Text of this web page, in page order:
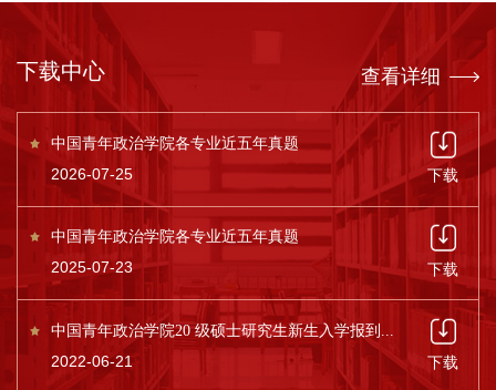
下载中心
中国青年政治学院各专业近五年真题
2026-07-25 下载
中国青年政治学院各专业近五年真题
2025-07-23 下载
中国青年政治学院20 级硕士研究生新生入学报到...
2022-06-21 下载
查看详细